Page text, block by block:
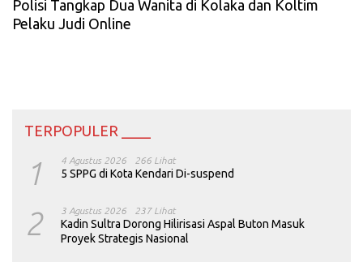
Polisi Tangkap Dua Wanita di Kolaka dan Koltim
Pelaku Judi Online
TERPOPULER ____
1 4 Agustus 2026 266 Lihat
5 SPPG di Kota Kendari Di-suspend
2 3 Agustus 2026 237 Lihat
Kadin Sultra Dorong Hilirisasi Aspal Buton Masuk
Proyek Strategis Nasional